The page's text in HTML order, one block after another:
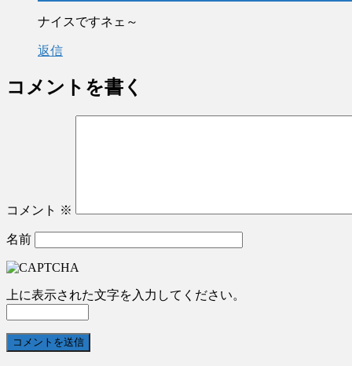
ナイスですネェ～
返信
コメントを書く
コメント ※
名前
上に表示された文字を入力してください。